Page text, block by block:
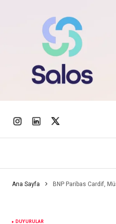
Ana Sayfa BNP Paribas Cardif,
DUYURULAR